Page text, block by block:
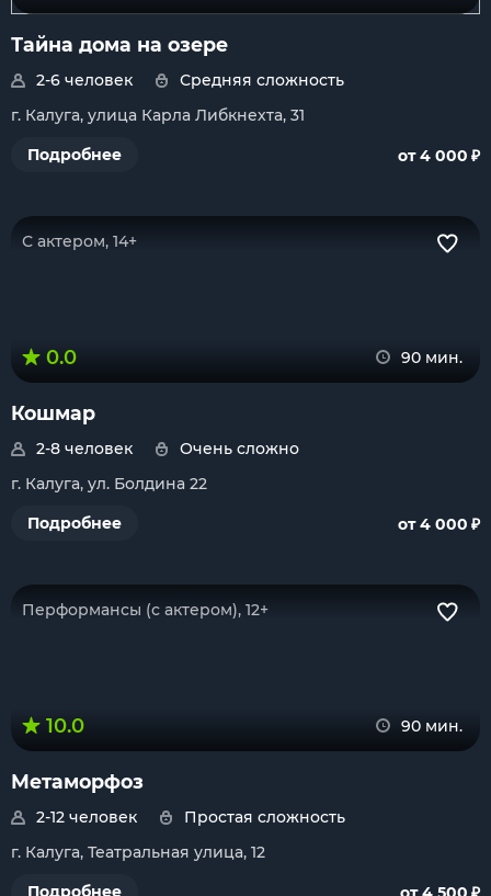
Тайна дома на озере
2-6 человек
Средняя сложность
г. Калуга, улица Карла Либкнехта, 31
Подробнее
от 4 000 ₽
С актером, 14+
0.0 90 мин.
Кошмар
2-8 человек
Очень сложно
г. Калуга, ул. Болдина 22
Подробнее
от 4 000 ₽
Перформансы (с актером), 12+
10.0 90 мин.
Метаморфоз
2-12 человек
Простая сложность
г. Калуга, Театральная улица, 12
Подробнее
₽